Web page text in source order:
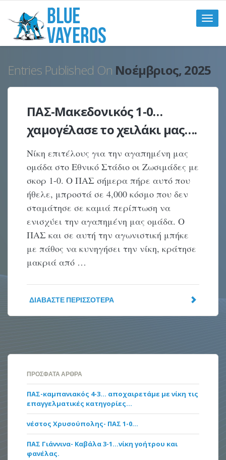
Toggle
Entries Published On Νοέμβριος, 2025
ΠΑΣ-Μακεδονικός 1-0…
χαμογέλασε το χειλάκι μας….
Νίκη επιτέλους για την αγαπημένη μας
ομάδα στο Εθνικό Στάδιο οι Ζωσιμάδες με
σκορ 1-0. Ο ΠΑΣ σήμερα πήρε αυτό που
ήθελε, μπροστά σε 4,000 κόσμο που δεν
σταμάτησε σε καμιά περίπτωση να
ενισχύει την αγαπημένη μας ομάδα. Ο
ΠΑΣ και σε αυτή την αγωνιστική μπήκε
με πάθος να κυνηγήσει την νίκη, κράτησε
μακριά από …
ΔΙΑΒΆΣΤΕ ΠΕΡΙΣΣΌΤΕΡΑ
ΠΡΌΣΦΑΤΑ ΆΡΘΡΑ
ΠΑΣ-καμπανιακός 4-3… αποχαιρετάμε με νίκη τις
επαγγελματικές κατηγορίες…
νέστος Χρυσούπολης- ΠΑΣ 1-0…
ΠΑΣ Γιάννινα- Καβάλα 3-1…νίκη γοήτρου και
φανέλας.